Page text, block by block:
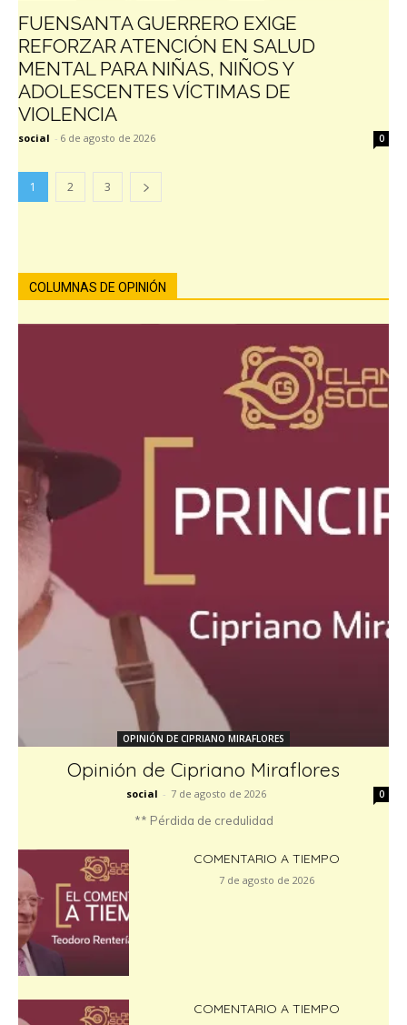
FUENSANTA GUERRERO EXIGE
REFORZAR ATENCIÓN EN SALUD
MENTAL PARA NIÑAS, NIÑOS Y
ADOLESCENTES VÍCTIMAS DE
VIOLENCIA
social - 6 de agosto de 2026 0
1 2 3
COLUMNAS DE OPINIÓN
OPINIÓN DE CIPRIANO MIRAFLORES
Opinión de Cipriano Miraflores
social - 7 de agosto de 2026 0
** Pérdida de credulidad
COMENTARIO A TIEMPO
7 de agosto de 2026
COMENTARIO A TIEMPO